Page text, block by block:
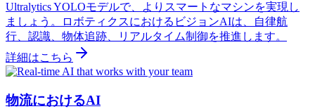
Ultralytics YOLOモデルで、よりスマートなマシンを実現し
ましょう。ロボティクスにおけるビジョンAIは、自律航
行、認識、物体追跡、リアルタイム制御を推進します。
詳細はこちら
物流におけるAI